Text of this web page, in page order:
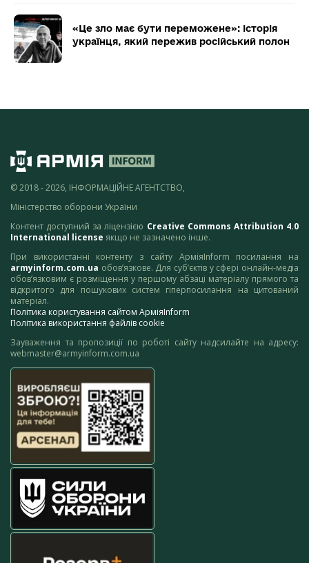
«Це зло має бути переможене»: історія
українця, який пережив російський полон
© 2018 - 2026, ІНФОРМАЦІЙНЕ АГЕНТСТВО,
Міністерство оборони України
Контент доступний за ліцензією Creative Commons Attribution 4.0
International license якщо не зазначено інше.
При використанні контенту з сайту АрміяInform посилання на
armyinform.com.ua обов’язкове. Для суб’єктів у сфері онлайн-медіа
обов’язковим є розміщення у першому абзаці матеріалу прямого та
відкритого для пошукових систем гіперпосилання на цитований
матеріал.
Політика користування сайтом АрміяInform
Політика використання файлів cookie
Зауваження та пропозиції по роботі сайту надсилайте на адресу:
webmaster@armyinform.com.ua